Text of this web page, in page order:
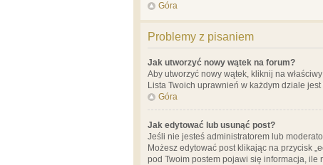
Góra
Problemy z pisaniem
Jak utworzyć nowy wątek na forum?
Aby utworzyć nowy wątek, kliknij na
Lista Twoich uprawnień w każdym dziale
Góra
Jak edytować lub usunąć post?
Jeśli nie jesteś administratorem lub
Możesz edytować post klikając na przycisk
pod Twoim postem pojawi się informacja, ile